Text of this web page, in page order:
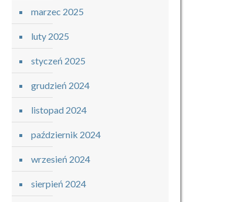
marzec 2025
luty 2025
styczeń 2025
grudzień 2024
listopad 2024
październik 2024
wrzesień 2024
sierpień 2024